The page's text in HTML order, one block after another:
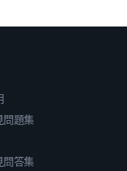
問題集
問答集